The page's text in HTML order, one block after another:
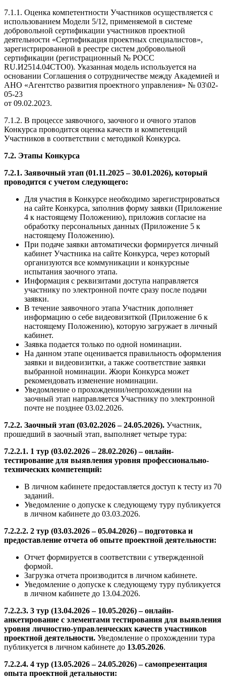
7.1.1. Оценка компетентности Участников осуществляется с
использованием Модели 5/12, применяемой в системе
добровольной сертификации участников проектной
деятельности «Сертификация проектных специалистов»,
зарегистрированной в реестре систем добровольной
сертификации (регистрационный № РОСС
RU.И2514.04СТО0). Указанная модель используется на
основании Соглашения о сотрудничестве между Академией и
АНО «Агентство развития проектного управления» № 03\02-
05-23
от 09.02.2023.
7.1.2. В процессе заявочного, заочного и очного этапов
Конкурса проводится оценка качеств и компетенций
Участников в соответствии с методикой Конкурса.
7.2. Этапы Конкурса
7.2.1. Заявочный этап (01.11.2025 – 30.01.2026), который
проводится с учетом следующего:
Для участия в Конкурсе необходимо зарегистрироваться
на сайте Конкурса, заполнив форму заявки (Приложение
4 к настоящему Положению), приложив согласие на
обработку персональных данных (Приложение 5 к
настоящему Положению).
При подаче заявки автоматически формируется личный
кабинет Участника на сайте Конкурса, через который
организуются все коммуникации и конкурсные
испытания заочного этапа.
Информация с реквизитами доступа направляется
участнику по электронной почте сразу после подачи
заявки.
В течение заявочного этапа Участник дополняет
информацию о себе видеовизиткой (Приложение 6 к
настоящему Положению), которую загружает в личный
кабинет.
Заявка подается только по одной номинации.
На данном этапе оценивается правильность оформления
заявки и видеовизитки, а также соответствие заявки
выбранной номинации. Жюри Конкурса может
рекомендовать изменение номинации.
Уведомление о прохождении/непрохождении на
заочный этап направляется Участнику по электронной
почте не позднее 03.02.2026.
7.2.2. Заочный этап (03.02.2026 – 24.05.2026). Участник,
прошедший в заочный этап, выполняет четыре тура:
7.2.2.1. 1 тур (03.02.2026 – 28.02.2026) – онлайн-
тестирование для выявления уровня профессионально-
технических компетенций:
В личном кабинете предоставляется доступ к тесту из 70
заданий.
Уведомление о допуске к следующему туру публикуется
в личном кабинете до 03.03.2026.
7.2.2.2. 2 тур (03.03.2026 – 05.04.2026) – подготовка и
предоставление отчета об опыте проектной деятельности:
Отчет формируется в соответствии с утвержденной
формой.
Загрузка отчета производится в личном кабинете.
Уведомление о допуске к следующему туру публикуется
в личном кабинете до 13.04.2026.
7.2.2.3. 3 тур (13.04.2026 – 10.05.2026) – онлайн-
анкетирование с элементами тестирования для выявления
уровня личностно-управленческих качеств участников
проектной деятельности. Уведомление о прохождении тура
публикуется в личном кабинете до 13.05.2026.
7.2.2.4. 4 тур (13.05.2026 – 24.05.2026) – самопрезентация
опыта проектной детальности: